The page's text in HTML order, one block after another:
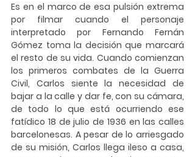
Es en el marco de esa pulsión extrema
por filmar cuando el personaje
interpretado por Fernando Fernán
Gómez toma la decisión que marcará
el resto de su vida. Cuando comienzan
los primeros combates de la Guerra
Civil, Carlos siente la necesidad de
bajar a la calle y dar fe, con su cámara,
de todo lo que está ocurriendo ese
fatídico 18 de julio de 1936 en las calles
barcelonesas. A pesar de lo arriesgado
de su misión, Carlos llega ileso a casa,